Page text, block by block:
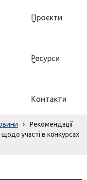
Проєкти
Ресурси
Контакти
›
Рекомендації
участі в конкурсах